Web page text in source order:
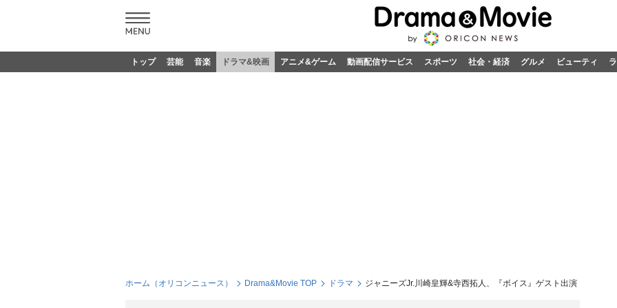
トップ 芸能 音楽 ドラマ&映画 アニメ&ゲーム 動画配信サービス スポーツ 社会・経済 グルメ ビューティ
ホーム（オリコンニュース） Drama&Movie TOP ドラマ ジャニーズJr.川崎皇輝&寺西拓人、『ボイス』ゲスト出演